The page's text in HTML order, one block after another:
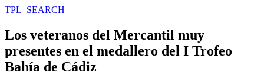
TPL_SEARCH
Los veteranos del Mercantil muy
presentes en el medallero del I Trofeo
Bahía de Cádiz